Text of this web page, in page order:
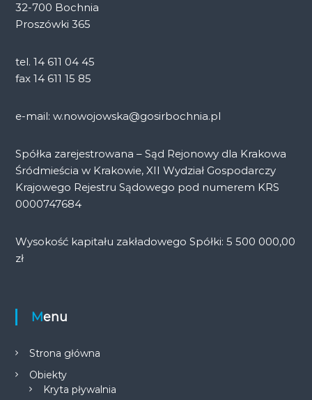
32-700 Bochnia
Proszówki 365
tel. 14 611 04 45
fax 14 611 15 85
e-mail: w.nowojowska@gosirbochnia.pl
Spółka zarejestrowana – Sąd Rejonowy dla Krakowa
Śródmieścia w Krakowie, XII Wydział Gospodarczy
Krajowego Rejestru Sądowego pod numerem KRS
0000747684
Wysokość kapitału zakładowego Spółki: 5 500 000,00
zł
Menu
Strona główna
Obiekty
Kryta pływalnia